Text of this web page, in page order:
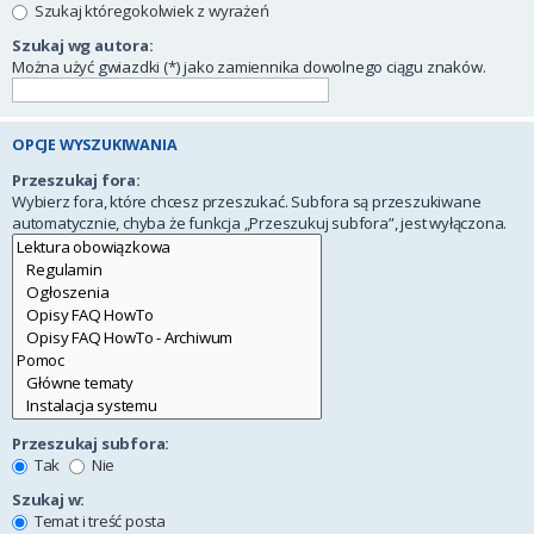
Szukaj któregokolwiek z wyrażeń
Szukaj wg autora:
Można użyć gwiazdki (*) jako zamiennika dowolnego ciągu znaków.
OPCJE WYSZUKIWANIA
Przeszukaj fora:
Wybierz fora, które chcesz przeszukać. Subfora są przeszukiwane
automatycznie, chyba że funkcja „Przeszukuj subfora”, jest wyłączona.
Przeszukaj subfora:
Tak
Nie
Szukaj w:
Temat i treść posta